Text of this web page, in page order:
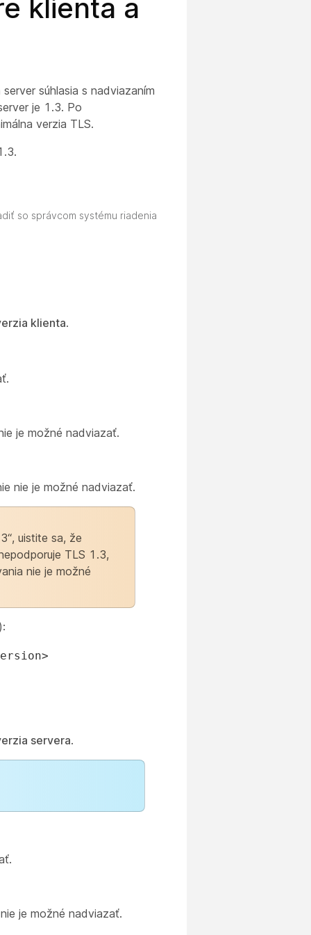
klienta a
súhlasia s nadviazaním
je 1.3. Po
verzia TLS.
so správcom systému riadenia
klienta.
je možné nadviazať.
nie je možné nadviazať.
uistite sa, že
TLS 1.3,
nie je možné
servera.
je možné nadviazať.